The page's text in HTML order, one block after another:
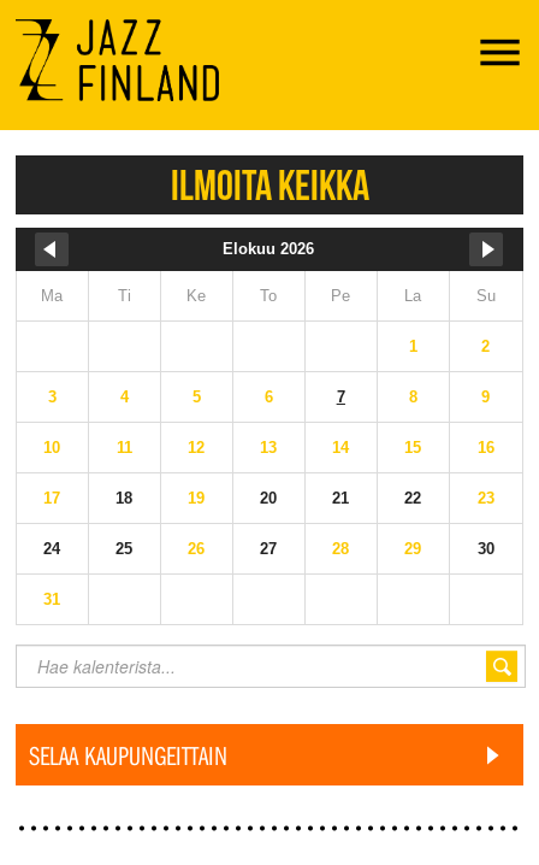
Menu
ILMOITA KEIKKA
Elokuu 2026
Ma Ti Ke To Pe La Su
1 2
3 4 5 6 7 8 9
10 11 12 13 14 15 16
17 18 19 20 21 22 23
24 25 26 27 28 29 30
31
SELAA KAUPUNGEITTAIN